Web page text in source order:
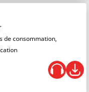
de consommation,